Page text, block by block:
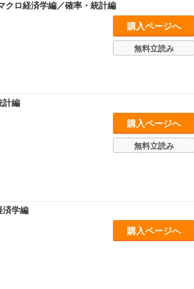
クロ経済学編／確率・統計編
購入ページへ
無料立読み
計編
購入ページへ
無料立読み
済学編
購入ページへ